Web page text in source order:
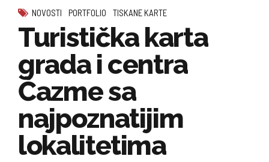
NOVOSTI PORTFOLIO TISKANE KARTE
Turistička karta
grada i centra
Čazme sa
najpoznatijim
lokalitetima